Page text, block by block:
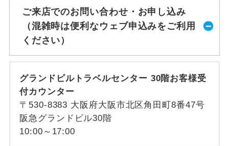
ご来店でのお問い合わせ・お申し込み
（混雑時は便利なウェブ申込みをご利用
ください）
グランドビルトラベルセンター 30階お客様受
付カウンター
〒530-8383 大阪府大阪市北区角田町8番47号
阪急グランドビル30階
10:00～17:00